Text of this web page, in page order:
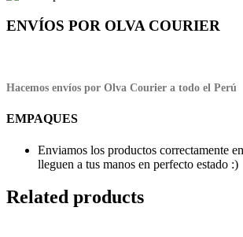
ENVÍOS POR OLVA COURIER
Hacemos envíos por Olva Courier a todo el Perú
EMPAQUES
Enviamos los productos correctamente
lleguen a tus manos en perfecto estado :)
Related products